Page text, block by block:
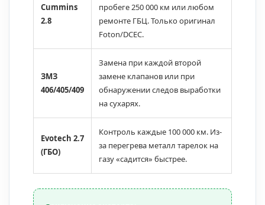
Cummins
2.8
пробеге 250 000 км или любом
ремонте ГБЦ. Только оригинал
Foton/DCEC.
ЗМЗ
406/405/409
Замена при каждой второй
замене клапанов или при
обнаружении следов выработки
на сухарях.
Evotech 2.7
(ГБО)
Контроль каждые 100 000 км. Из-
за перегрева металл тарелок на
газу «садится» быстрее.